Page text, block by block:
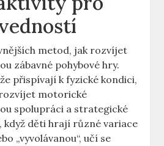
metod, jak rozvíjet
zábavné pohybové hry.
přispívají k fyzické kondici,
motorické
spolupráci a strategické
když děti hrají různé variace
„vyvolávanou“, učí se